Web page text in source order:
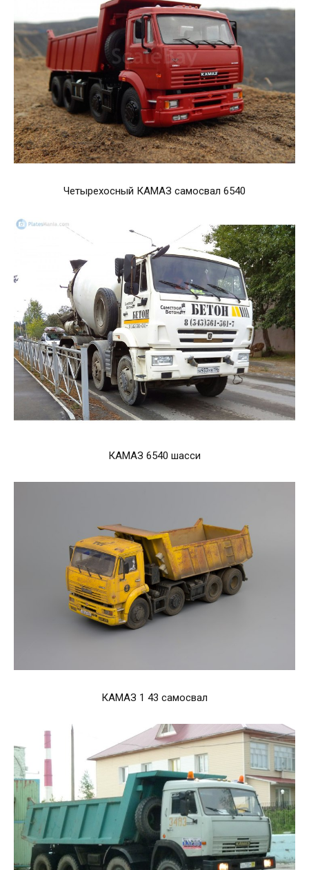
Четырехосный КАМАЗ самосвал 6540
КАМАЗ 6540 шасси
КАМАЗ 1 43 самосвал